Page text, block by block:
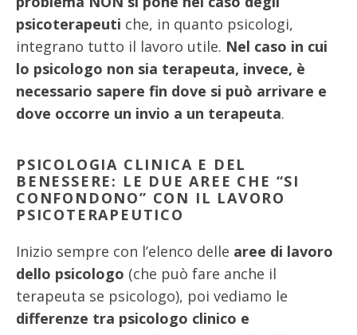
psicoterapeuti che, in quanto psicologi,
integrano tutto il lavoro utile. Nel caso in cui
lo psicologo non sia terapeuta, invece, è
necessario sapere fin dove si può arrivare e
dove occorre un invio a un terapeuta.
PSICOLOGIA CLINICA E DEL
BENESSERE: LE DUE AREE CHE “SI
CONFONDONO” CON IL LAVORO
PSICOTERAPEUTICO
Inizio sempre con l’elenco delle aree di lavoro
dello psicologo (che può fare anche il
terapeuta se psicologo), poi vediamo le
differenze tra psicologo clinico e